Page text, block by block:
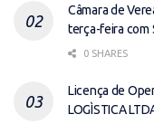
Câmara de
terça-feira com
0 SHARES
Licença de
LOGÌSTICA